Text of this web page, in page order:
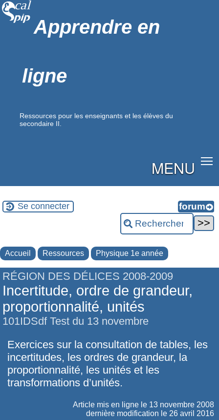
Apprendre en
ligne
Ressources pour les enseignants et les élèves du
secondaire II.
MENU
Se connecter
Accueil Ressources Physique 1e année
RÉGION DES DÉLICES 2008-2009
Incertitude, ordre de grandeur,
proportionnalité, unités
101IDSdf Test du 13 novembre
Exercices sur la consultation de tables, les
incertitudes, les ordres de grandeur, la
proportionnalité, les unités et les
transformations d’unités.
Article mis en ligne le 13 novembre 2008
dernière modification le 26 avril 2016